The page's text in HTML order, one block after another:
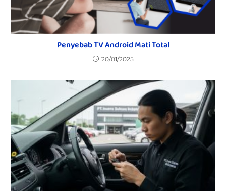
Penyebab TV Android Mati Total
20/01/2025